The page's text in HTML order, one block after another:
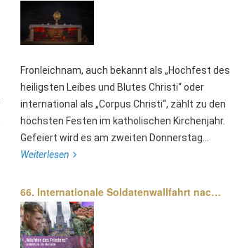
Fronleichnam, auch bekannt als „Hochfest des
heiligsten Leibes und Blutes Christi“ oder
international als „Corpus Christi“, zählt zu den
höchsten Festen im katholischen Kirchenjahr.
Gefeiert wird es am zweiten Donnerstag...
Weiterlesen
66. Internationale Soldatenwallfahrt nac…